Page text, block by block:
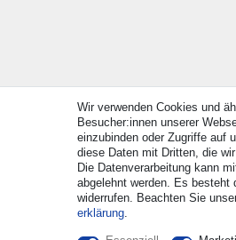
©
Wir verwenden Cookies und
Besucher:innen unserer
einzubinden oder Zugriffe auf
diese Daten mit Dritten, die
Die Datenverarbeitung kann
abgelehnt werden. Es besteht
widerrufen. Beachten Sie
erklärung.